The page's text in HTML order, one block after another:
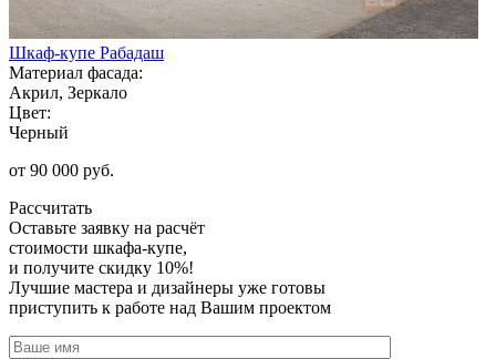
Шкаф-купе Рабадаш
Материал фасада:
Акрил, Зеркало
Цвет:
Черный
от 90 000 руб.
Рассчитать
Оставьте заявку на расчёт
стоимости шкафа-купе,
и получите скидку 10%!
Лучшие мастера и дизайнеры уже готовы
приступить к работе над Вашим проектом